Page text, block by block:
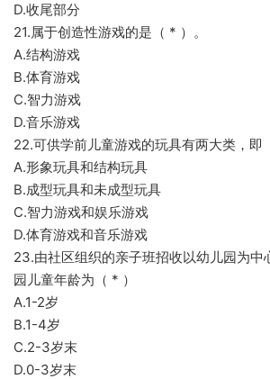
D.收尾部分
21.属于创造性游戏的是（ * ）。
A.结构游戏
B.体育游戏
C.智力游戏
D.音乐游戏
22.可供学前儿童游戏的玩具有两大类，即
A.形象玩具和结构玩具
B.成型玩具和未成型玩具
C.智力游戏和娱乐游戏
D.体育游戏和音乐游戏
23.由社区组织的亲子班招收以幼儿园为中
园儿童年龄为（ * ）
A.1-2岁
B.1-4岁
C.2-3岁末
D.0-3岁末